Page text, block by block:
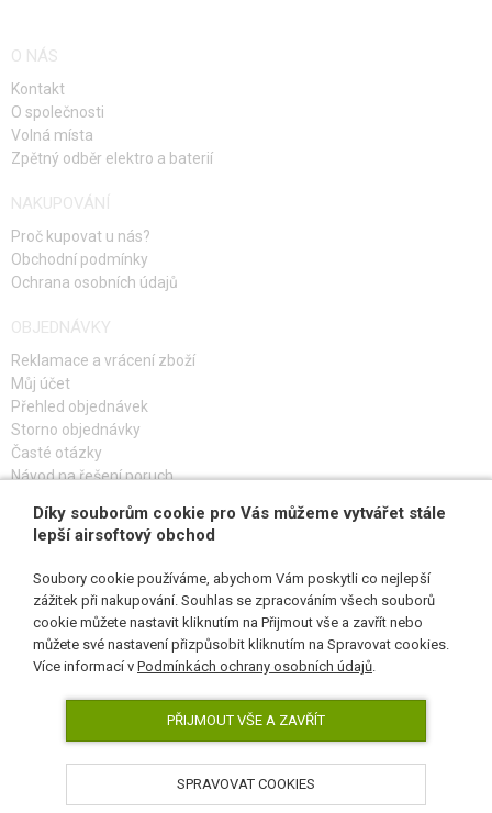
O NÁS
Kontakt
O společnosti
Volná místa
Zpětný odběr elektro a baterií
NAKUPOVÁNÍ
Proč kupovat u nás?
Obchodní podmínky
Ochrana osobních údajů
OBJEDNÁVKY
Reklamace a vrácení zboží
Můj účet
Přehled objednávek
Storno objednávky
Časté otázky
Návod na řešení poruch
PŘIHLAŠ SE K ODBĚRU
SLEDUJ NÁS
AirsoftPro.cz © 2026
Díky souborům cookie pro Vás můžeme vytvářet stále
lepší airsoftový obchod
Soubory cookie používáme, abychom Vám poskytli co nejlepší
zážitek při nakupování. Souhlas se zpracováním všech souborů
cookie můžete nastavit kliknutím na Přijmout vše a zavřít nebo
můžete své nastavení přizpůsobit kliknutím na Spravovat cookies.
Více informací v Podmínkách ochrany osobních údajů.
PŘIJMOUT VŠE A ZAVŘÍT
SPRAVOVAT COOKIES